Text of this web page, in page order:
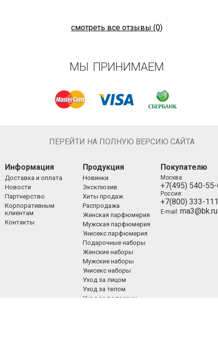
смотреть все отзывы (0)
МЫ ПРИНИМАЕМ
ПЕРЕЙТИ НА ПОЛНУЮ ВЕРСИЮ САЙТА
Информация
Доставка и оплата
Новости
Партнерство
Корпоративным
клиентам
Контакты
Продукция
Новинки
Эксклюзив
Хиты продаж
Распродажа
Женская парфюмерия
Мужская парфюмерия
Унисекс парфюмерия
Подарочные наборы
Женские наборы
Мужские наборы
Унисекс наборы
Уход за лицом
Уход за телом
Уход за волосами
Покупателю
Москва:
+7(495) 540-
Россия:
+7(800) 333-
E-mail: ma3@bk.ru